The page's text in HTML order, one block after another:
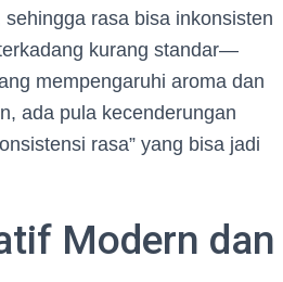
rasa bisa inkonsisten
kurang standar—
mempengaruhi aroma dan
ada pula kecenderungan
rasa” yang bisa jadi
Modern dan